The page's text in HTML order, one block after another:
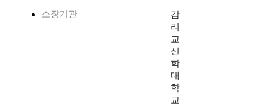
소장기관
감
리
교
신
학
대
학
교